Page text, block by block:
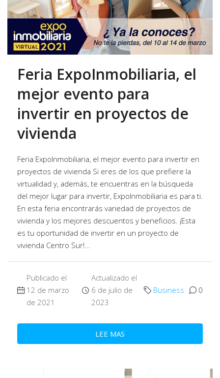
Feria ExpoInmobiliaria, el
mejor evento para
invertir en proyectos de
vivienda
Feria ExpoInmobiliaria, el mejor evento para invertir en
proyectos de vivienda Si eres de los que prefiere la
virtualidad y, además, te encuentras en la búsqueda
del mejor lugar para invertir, ExpoInmobiliaria es para ti.
En esta feria encontrarás variedad de proyectos de
vivienda y los mejores descuentos y beneficios. ¡Esta
es tu oportunidad de invertir en un proyecto de
vivienda Centro Sur!...
Publicado el
12 de marzo
de 2021
Actualizado el
6 de julio de
2023
Business 0
LEE MAS